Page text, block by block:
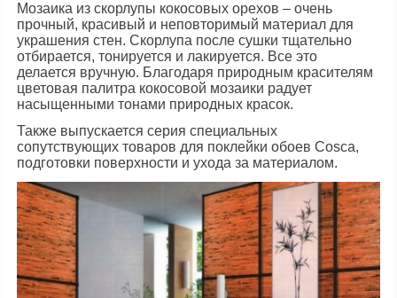
Мозаика из скорлупы кокосовых орехов – очень
прочный, красивый и неповторимый материал для
украшения стен. Скорлупа после сушки тщательно
отбирается, тонируется и лакируется. Все это
делается вручную. Благодаря природным красителям
цветовая палитра кокосовой мозаики радует
насыщенными тонами природных красок.
Также выпускается серия специальных
сопутствующих товаров для поклейки обоев Сosca,
подготовки поверхности и ухода за материалом.